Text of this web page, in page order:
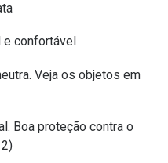
do seu
confortável
Veja os objetos em
Boa proteção contra o